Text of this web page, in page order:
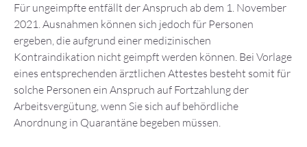
Für ungeimpfte entfällt der Anspruch ab dem 1. November
2021. Ausnahmen können sich jedoch für Personen
ergeben, die aufgrund einer medizinischen
Kontraindikation nicht geimpft werden können. Bei Vorlage
eines entsprechenden ärztlichen Attestes besteht somit für
solche Personen ein Anspruch auf Fortzahlung der
Arbeitsvergütung, wenn Sie sich auf behördliche
Anordnung in Quarantäne begeben müssen.